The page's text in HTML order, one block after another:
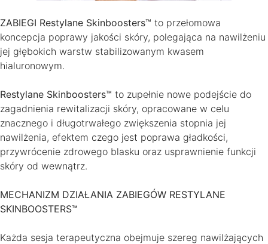
ZABIEGI Restylane Skinboosters™ to przełomowa
koncepcja poprawy jakości skóry, polegająca na nawilżeniu
jej głębokich warstw stabilizowanym kwasem
hialuronowym.
Restylane Skinboosters™ to zupełnie nowe podejście do
zagadnienia rewitalizacji skóry, opracowane w celu
znacznego i długotrwałego zwiększenia stopnia jej
nawilżenia, efektem czego jest poprawa gładkości,
przywrócenie zdrowego blasku oraz usprawnienie funkcji
skóry od wewnątrz.
MECHANIZM DZIAŁANIA ZABIEGÓW RESTYLANE
SKINBOOSTERS™
Każda sesja terapeutyczna obejmuje szereg nawilżających